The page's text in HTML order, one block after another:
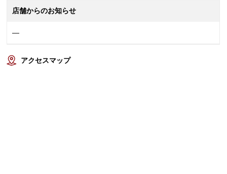
店舗からのお知らせ
—
アクセスマップ